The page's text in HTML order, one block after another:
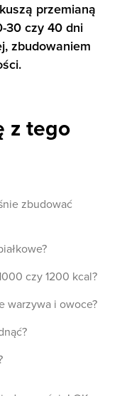
przemianą
30 czy 40 dni
zbudowaniem
z tego
zbudować
czy 1200 kcal?
warzywa i owoce?